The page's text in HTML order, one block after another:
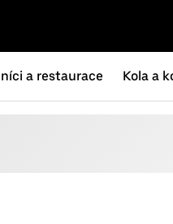
a restaurace Kola a